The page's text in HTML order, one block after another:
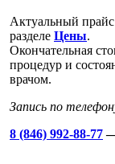
Актуальный
разделе Цены.
Окончательная
процедур и
врачом.
Запись по
8 (846) 992-88-77—